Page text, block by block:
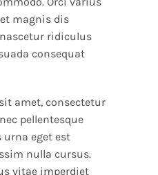
magnis dis
ridiculus
consequat
amet, consectetur
pellentesque
eget est
nulla cursus.
vitae imperdiet